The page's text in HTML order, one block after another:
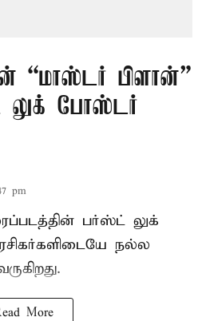
“மாஸ்டர் பிளான்”
லுக் போஸ்டர்
pm
பர்ஸ்ட் லுக்
நல்ல
More